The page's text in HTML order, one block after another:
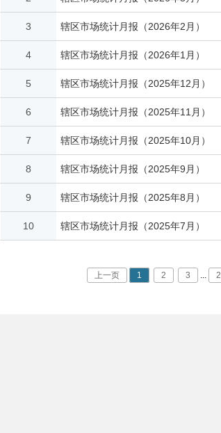
3 辖区市场统计月报（2026年2月）
4 辖区市场统计月报（2026年1月）
5 辖区市场统计月报（2025年12月）
6 辖区市场统计月报（2025年11月）
7 辖区市场统计月报（2025年10月）
8 辖区市场统计月报（2025年9月）
9 辖区市场统计月报（2025年8月）
10 辖区市场统计月报（2025年7月）
上一页 1 2 3 ...